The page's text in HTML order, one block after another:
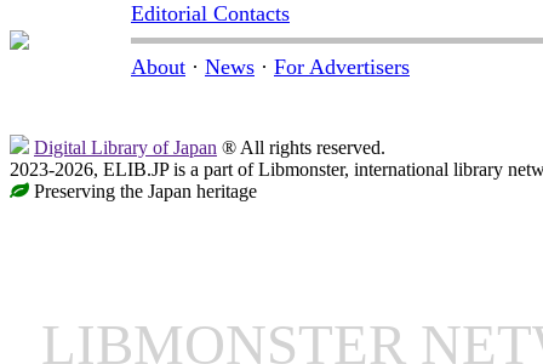
Editorial Contacts
About · News · For Advertisers
Digital Library of Japan ® All rights reserved.
2023-2026, ELIB.JP is a part of Libmonster, international library
Preserving the Japan heritage
LIBMONSTER